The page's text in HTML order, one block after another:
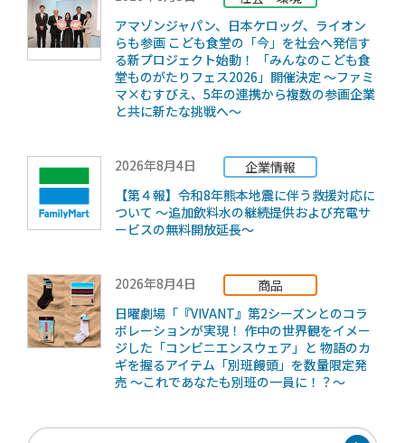
アマゾンジャパン、日本ケロッグ、ライオン
らも参画 こども食堂の「今」を社会へ発信す
る新プロジェクト始動！ 「みんなのこども食
堂ものがたりフェス2026」開催決定 ～ファミ
マ×むすびえ、5年の連携から複数の参画企業
と共に新たな挑戦へ～
2026年8月4日
企業情報
【第４報】令和8年熊本地震に伴う救援対応に
ついて ～追加飲料水の継続提供および充電サ
ービスの無料開放延長～
2026年8月4日
商品
日曜劇場「『VIVANT』第2シーズンとのコラ
ボレーションが実現！ 作中の世界観をイメー
ジした「コンビニエンスウェア」と 物語のカ
ギを握るアイテム「別班饅頭」を数量限定発
売 ～これであなたも別班の一員に！？～